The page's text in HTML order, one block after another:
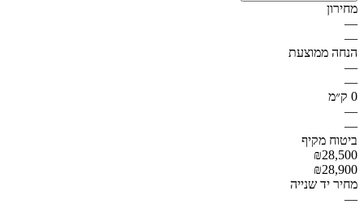
מחירון
—
—
הנחה ממוצעת
—
—
0 ק״מ
—
—
ביטוח מקיף
₪28,500
₪28,900
מחיר יד שנייה
—